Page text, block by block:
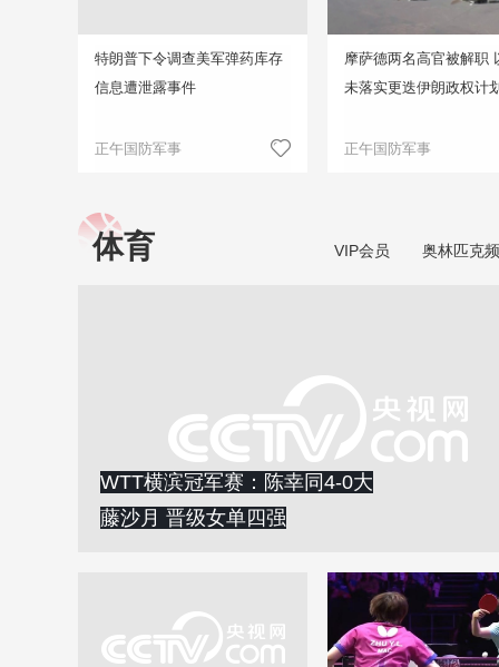
特朗普下令调查美军弹药库存
信息遭泄露事件
正午国防军事
摩萨德两名高官被解职
未落实更迭伊朗政权计
正午国防军事
体育 VIP会员 奥林匹克
WTT横滨冠军赛：陈幸同4-0大
藤沙月 晋级女单四强